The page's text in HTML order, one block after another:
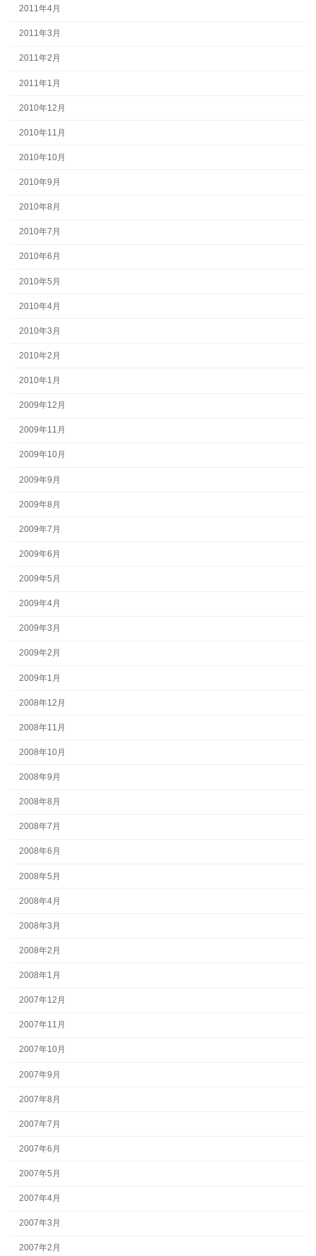
2011年4月
2011年3月
2011年2月
2011年1月
2010年12月
2010年11月
2010年10月
2010年9月
2010年8月
2010年7月
2010年6月
2010年5月
2010年4月
2010年3月
2010年2月
2010年1月
2009年12月
2009年11月
2009年10月
2009年9月
2009年8月
2009年7月
2009年6月
2009年5月
2009年4月
2009年3月
2009年2月
2009年1月
2008年12月
2008年11月
2008年10月
2008年9月
2008年8月
2008年7月
2008年6月
2008年5月
2008年4月
2008年3月
2008年2月
2008年1月
2007年12月
2007年11月
2007年10月
2007年9月
2007年8月
2007年7月
2007年6月
2007年5月
2007年4月
2007年3月
2007年2月